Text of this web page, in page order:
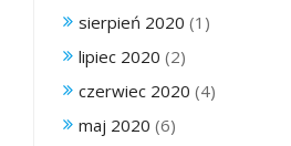
sierpień 2020 (1)
lipiec 2020 (2)
czerwiec 2020 (4)
maj 2020 (6)